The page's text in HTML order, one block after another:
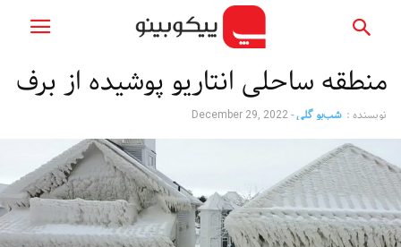
منطقه ساحلی انتاریو پوشیده از برف
نویسنده : شب‌بو گلی-
December 29, 2022